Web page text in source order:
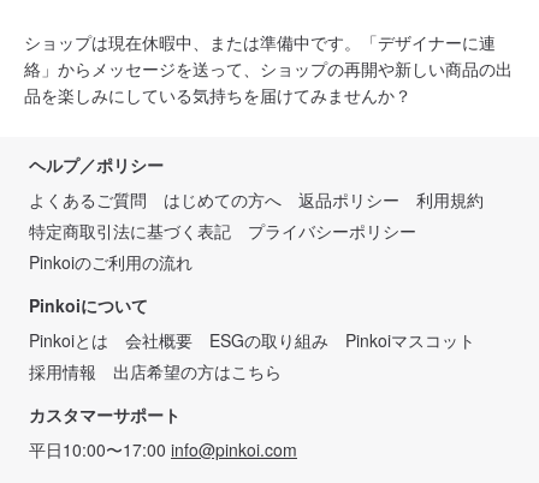
ショップは現在休暇中、または準備中です。「デザイナーに連
絡」からメッセージを送って、ショップの再開や新しい商品の出
品を楽しみにしている気持ちを届けてみませんか？
ヘルプ／ポリシー
よくあるご質問
はじめての方へ 返品ポリシー
利用規約
特定商取引法に基づく表記
プライバシーポリシー
Pinkoiのご利用の流れ
Pinkoiについて
Pinkoiとは
会社概要 ESGの取り組み
Pinkoiマスコット
採用情報
出店希望の方はこちら
カスタマーサポート
平日10:00〜17:00 info@pinkoi.com